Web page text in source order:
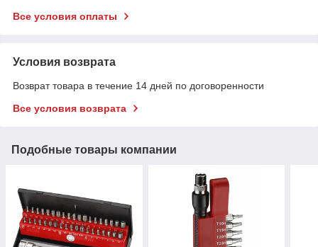
Все условия оплаты
Условия возврата
Возврат товара в течение 14 дней по договоренности
Все условия возврата
Подобные товары компании